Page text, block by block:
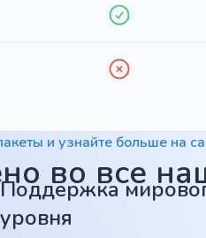
и узнайте больше на
во все
Поддержка
уровня